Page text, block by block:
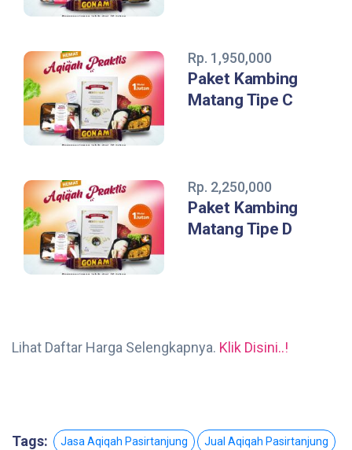
Rp. 1,950,000
Paket Kambing
Matang Tipe C
Rp. 2,250,000
Paket Kambing
Matang Tipe D
Lihat Daftar Harga Selengkapnya. Klik Disini..!
Tags: Jasa Aqiqah Pasirtanjung Jual Aqiqah Pasirtanjung